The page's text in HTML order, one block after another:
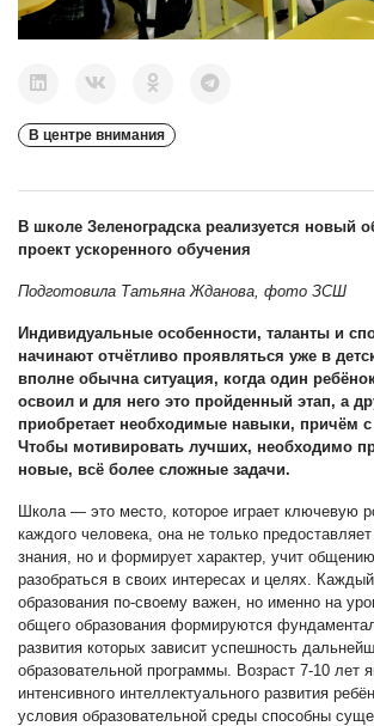
В центре внимания
В школе Зеленоградска реализуется новый
проект ускоренного обучения
Подготовила Татьяна Жданова, фото ЗСШ
Индивидуальные особенности, таланты и
начинают отчётливо проявляться уже в
вполне обычна ситуация, когда один
освоил и для него это пройденный этап, а
приобретает необходимые навыки, причём
Чтобы мотивировать лучших, необходимо
новые, всё более сложные задачи.
Школа — это место, которое играет ключевую
каждого человека, она не только
знания, но и формирует характер, учит
разобраться в своих интересах и целях.
образования по-своему важен, но именно на
общего образования формируются
развития которых зависит успешность
образовательной программы. Возраст 7-10 лет
интенсивного интеллектуального развития
условия образовательной среды способны